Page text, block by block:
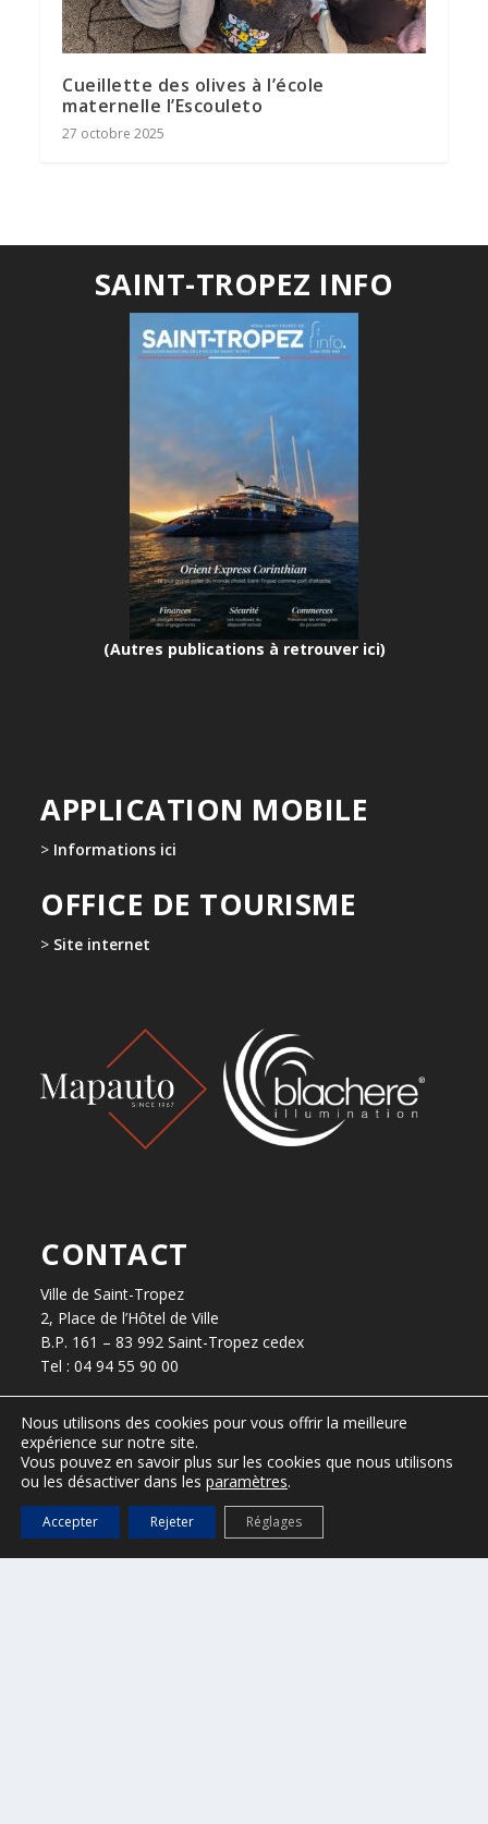
Cueillette des olives à l’école
maternelle l’Escouleto
27 octobre 2025
SAINT-TROPEZ INFO
(Autres publications à retrouver ici)
APPLICATION MOBILE
> Informations ici
OFFICE DE TOURISME
> Site internet
CONTACT
Ville de Saint-Tropez
2, Place de l’Hôtel de Ville
B.P. 161 – 83 992 Saint-Tropez cedex
Tel : 04 94 55 90 00
Horaires d’ouverture
Du lundi au vendredi, de 8h30 à 12h30 et de 13h30 à 17h.
presse@ville-sainttropez.fr
04 94 55 90 59 / 04 94 55 90 56
Nous utilisons des cookies pour vous offrir la meilleure
expérience sur notre site.
Vous pouvez en savoir plus sur les cookies que nous utilisons
ou les désactiver dans les paramètres.
Accepter Rejeter Réglages